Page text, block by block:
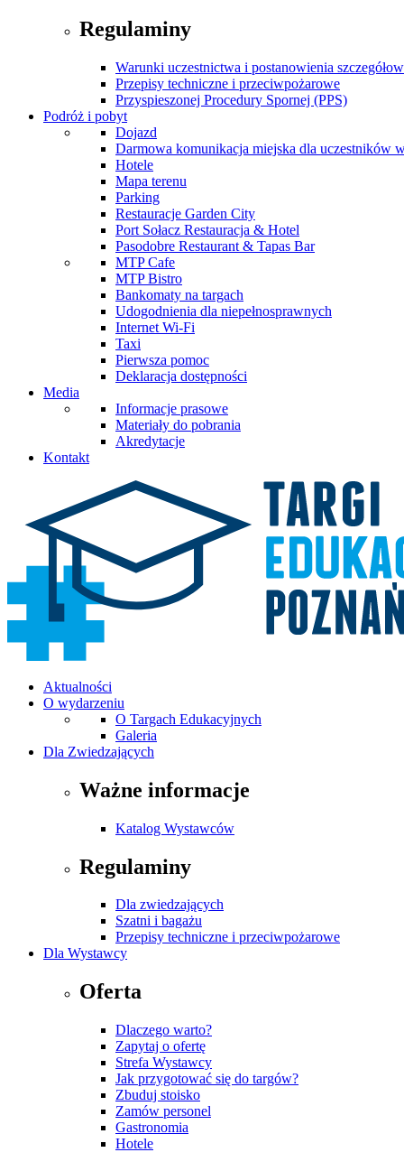
Regulaminy
Warunki uczestnictwa i postanowienia
Przepisy techniczne i przeciwpożarowe
Przyspieszonej Procedury Spornej (PPS)
Podróż i pobyt
Dojazd
Darmowa komunikacja miejska dla uczestników
Hotele
Mapa terenu
Parking
Restauracje Garden City
Port Sołacz Restauracja & Hotel
Pasodobre Restaurant & Tapas Bar
MTP Cafe
MTP Bistro
Bankomaty na targach
Udogodnienia dla niepełnosprawnych
Internet Wi-Fi
Taxi
Pierwsza pomoc
Deklaracja dostępności
Media
Informacje prasowe
Materiały do pobrania
Akredytacje
Kontakt
Aktualności
O wydarzeniu
O Targach Edukacyjnych
Galeria
Dla Zwiedzających
Ważne informacje
Katalog Wystawców
Regulaminy
Dla zwiedzających
Szatni i bagażu
Przepisy techniczne i przeciwpożarowe
Dla Wystawcy
Oferta
Dlaczego warto?
Zapytaj o ofertę
Strefa Wystawcy
Jak przygotować się do targów?
Zbuduj stoisko
Zamów personel
Gastronomia
Hotele